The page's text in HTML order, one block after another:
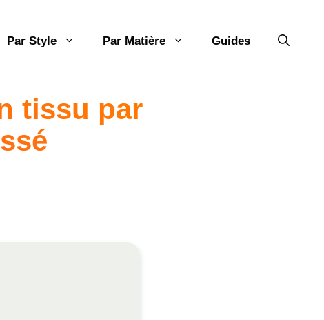
Par Style Par Matière Guides
tissu par